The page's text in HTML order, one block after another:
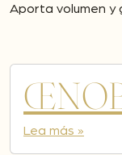
Aporta volumen y
Lea más »